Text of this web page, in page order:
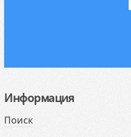
Информация
Поиск